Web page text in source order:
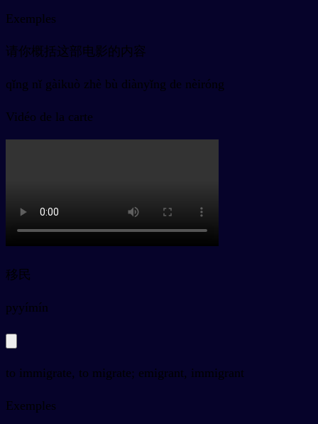
Exemples
请你概括这部电影的内容
qǐng nǐ gàikuò zhè bù diànyǐng de nèiróng
Vidéo de la carte
移民
pyyímín
to immigrate, to migrate; emigrant, immigrant
Exemples